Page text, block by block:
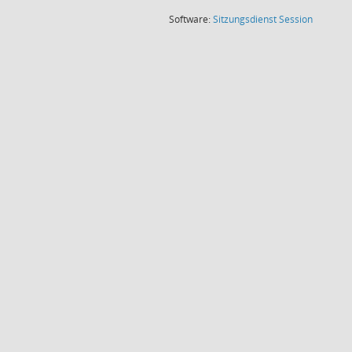
Software:SitzungsdienstSession(Wird in